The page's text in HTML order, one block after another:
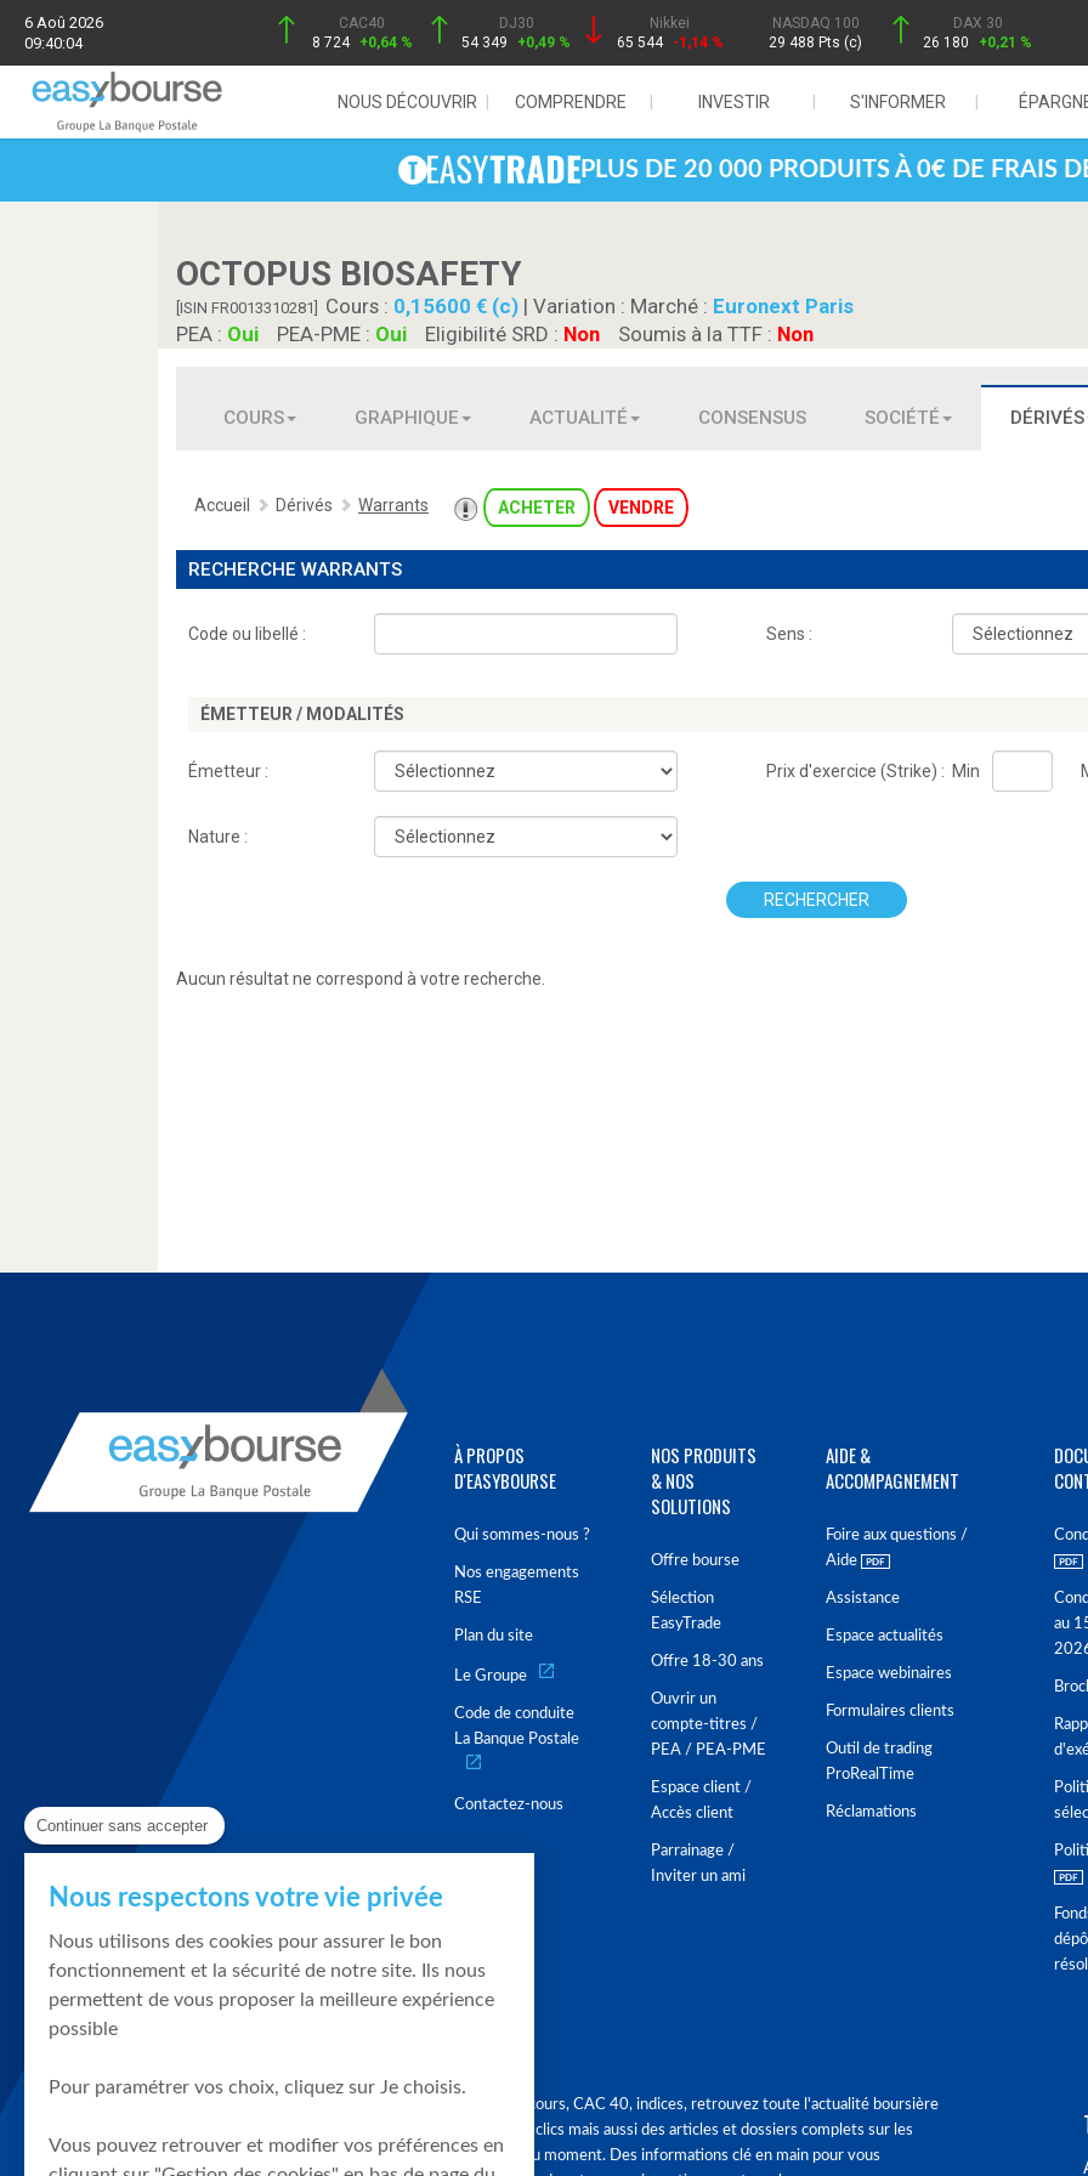
6 Aoû 2026
09:40:04
CAC40
8 724 +0,64 %
DJ30
54 349
+0,49 %
Nikkei
65 544 -1,14 %
NASDAQ 100
29 488 Pts (c)
DAX 30
26 180
+0,21 %
NOUS DÉCOUVRIR COMPRENDRE INVESTIR S'INFORMER
PLUS DE 20 000 PRODUITS À 0€ DE FRAIS
OCTOPUS BIOSAFETY
[ISIN FR0013310281] Cours : 0,15600 € (c) | Variation : Marché : Euronext Paris
PEA : Oui PEA-PME : Oui Eligibilité SRD : Non Soumis à la TTF : Non
COURS GRAPHIQUE ACTUALITÉ CONSENSUS SOCIÉTÉ DÉRIVÉS
Accueil Dérivés Warrants ACHETER VENDRE
RECHERCHE WARRANTS
Code ou libellé : Sens :
ÉMETTEUR / MODALITÉS
Émetteur : Prix d'exercice (Strike) : Min
Nature :
RECHERCHER
Aucun résultat ne correspond à votre recherche.
À PROPOS
D'EASYBOURSE
Qui sommes-nous ?
Nos engagements
RSE
Plan du site
Le Groupe
Code de conduite
La Banque Postale
Contactez-nous
NOS PRODUITS
& NOS
SOLUTIONS
Offre bourse
Sélection
EasyTrade
Offre 18-30 ans
Ouvrir un
compte-titres /
PEA / PEA-PME
Espace client /
Accès client
Parrainage /
Inviter un ami
AIDE &
ACCOMPAGNEMENT
Foire aux questions /
Aide
Assistance
Espace actualités
Espace webinaires
Formulaires clients
Outil de trading
ProRealTime
Réclamations
au
Graphique, cours, CAC 40, indices, retrouvez toute l'actualité boursière
en quelques clics mais aussi des articles et dossiers complets sur les
tendances du moment. Des informations clé en main pour vous
Continuer sans accepter
Nous respectons votre vie privée
Nous utilisons des cookies pour assurer le bon
fonctionnement et la sécurité de notre site. Ils nous
permettent de vous proposer la meilleure expérience
possible
Pour paramétrer vos choix, cliquez sur Je choisis.
Vous pouvez retrouver et modifier vos préférences en